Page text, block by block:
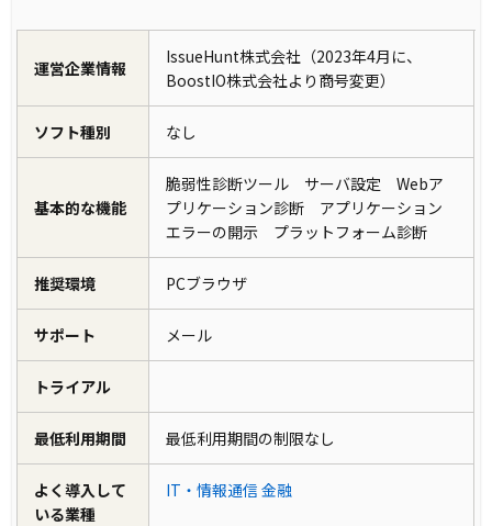
運営企業情報
IssueHunt株式会社（2023年4月に、
BoostIO株式会社より商号変更）
ソフト種別 なし
基本的な機能
脆弱性診断ツール サーバ設定 Webア
プリケーション診断 アプリケーション
エラーの開示 プラットフォーム診断
推奨環境 PCブラウザ
サポート メール
トライアル
最低利用期間 最低利用期間の制限なし
よく導入して
いる業種
IT・情報通信 金融